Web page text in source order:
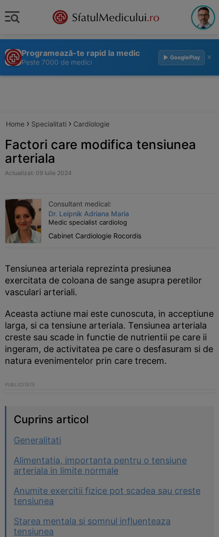
Programează-te rapid la medic
Peste 7000 de medici
▶ GooglePlay ×
Home › Specialitati › Cardiologie
Factori care modifica tensiunea
arteriala
Actualizat: 09 Iulie 2024
Consultant medical:
Dr. Leipnik Adriana Maria
Medic specialist cardiolog
Cabinet Cardiologie Rocordis
Tensiunea arteriala reprezinta presiunea
exercitata de coloana de sange asupra peretilor
vasculari arteriali.
Aceasta actiune mai este cunoscuta, in acceptiune
larga, si ca tensiune arteriala. Tensiunea arteriala
creste sau scade in functie de nutrientii pe care ii
ingeram, de activitatea pe care o desfasuram si de
natura evenimentelor prin care trecem.
Cuprins articol
Generalitati
Alimentatia, importanta pentru o tensiune
arteriala in limite normale
Anumite exercitii fizice pot scadea sau creste
tensiunea
Starea mentala si somnul influenteaza
tensiunea